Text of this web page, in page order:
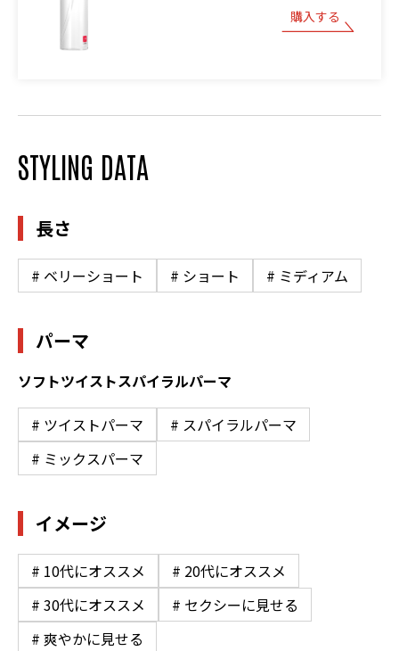
購入する
STYLING DATA
長さ
# ベリーショート # ショート # ミディアム
パーマ
ソフトツイストスパイラルパーマ
# ツイストパーマ
# スパイラルパーマ
# ミックスパーマ
イメージ
# 10代にオススメ
# 20代にオススメ
# 30代にオススメ
# セクシーに見せる
# 爽やかに見せる